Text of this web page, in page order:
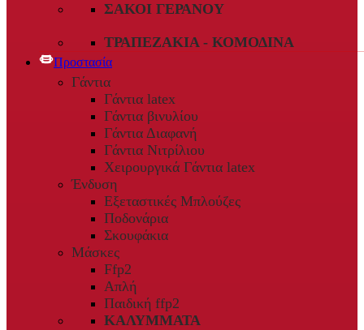
ΣΆΚΟΙ ΓΕΡΑΝΟΎ
ΤΡΑΠΕΖΆΚΙΑ - ΚΟΜΟΔΊΝΑ
Προστασία
Γάντια
Γάντια latex
Γάντια βινυλίου
Γάντια Διαφανή
Γάντια Νιτρίλιου
Χειρουργικά Γάντια latex
Ένδυση
Εξεταστικές Μπλούζες
Ποδονάρια
Σκουφάκια
Μάσκες
Ffp2
Απλή
Παιδική ffp2
ΚΑΛΎΜΜΑΤΑ